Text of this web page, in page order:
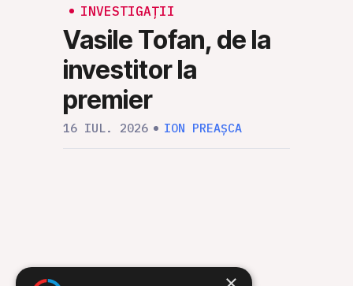
INVESTIGAȚII
Vasile Tofan, de la
investitor la
premier
16 IUL. 2026 ION PREAȘCA